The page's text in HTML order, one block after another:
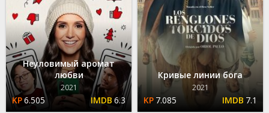
Неуловимый аромат
любви
2021
6.505 6.3
Кривые линии бога
2021
7.085 7.1